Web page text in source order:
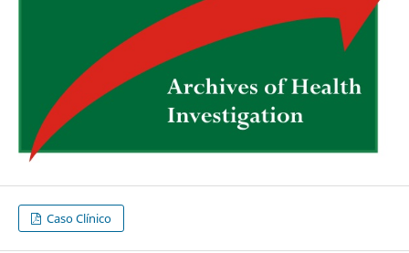
Caso Clínico